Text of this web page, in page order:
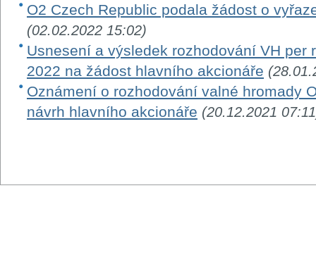
O2 Czech Republic podala žádost o
(02.02.2022 15:02)
Usnesení a výsledek rozhodování VH per
2022 na žádost hlavního akcionáře
Oznámení o rozhodování valné hromady
návrh hlavního akcionáře (20.12.2021